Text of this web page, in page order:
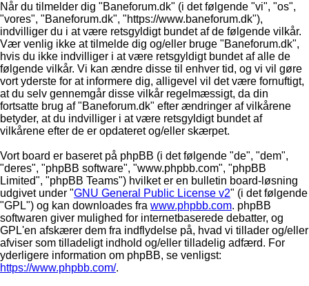
Når du tilmelder dig "Baneforum.dk" (i det følgende "vi", "os",
"vores", "Baneforum.dk", "https://www.baneforum.dk"),
indvilliger du i at være retsgyldigt bundet af de følgende vilkår.
Vær venlig ikke at tilmelde dig og/eller bruge "Baneforum.dk",
hvis du ikke indvilliger i at være retsgyldigt bundet af alle de
følgende vilkår. Vi kan ændre disse til enhver tid, og vi vil gøre
vort yderste for at informere dig, alligevel vil det være fornuftigt,
at du selv gennemgår disse vilkår regelmæssigt, da din
fortsatte brug af "Baneforum.dk" efter ændringer af vilkårene
betyder, at du indvilliger i at være retsgyldigt bundet af
vilkårene efter de er opdateret og/eller skærpet.
Vort board er baseret på phpBB (i det følgende "de", "dem",
"deres", "phpBB software", "www.phpbb.com", "phpBB
Limited", "phpBB Teams") hvilket er en bulletin board-løsning
udgivet under "GNU General Public License v2" (i det følgende
"GPL") og kan downloades fra www.phpbb.com. phpBB
softwaren giver mulighed for internetbaserede debatter, og
GPL'en afskærer dem fra indflydelse på, hvad vi tillader og/eller
afviser som tilladeligt indhold og/eller tilladelig adfærd. For
yderligere information om phpBB, se venligst:
https://www.phpbb.com/.